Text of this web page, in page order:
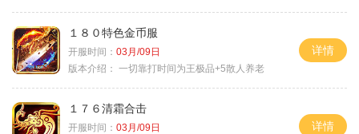
１８０特色金币服
开服时间： 03月/09日
版本介绍： 一切靠打时间为王极品+5散人养老
详情
１７６清霜合击
开服时间： 03月/09日
详情